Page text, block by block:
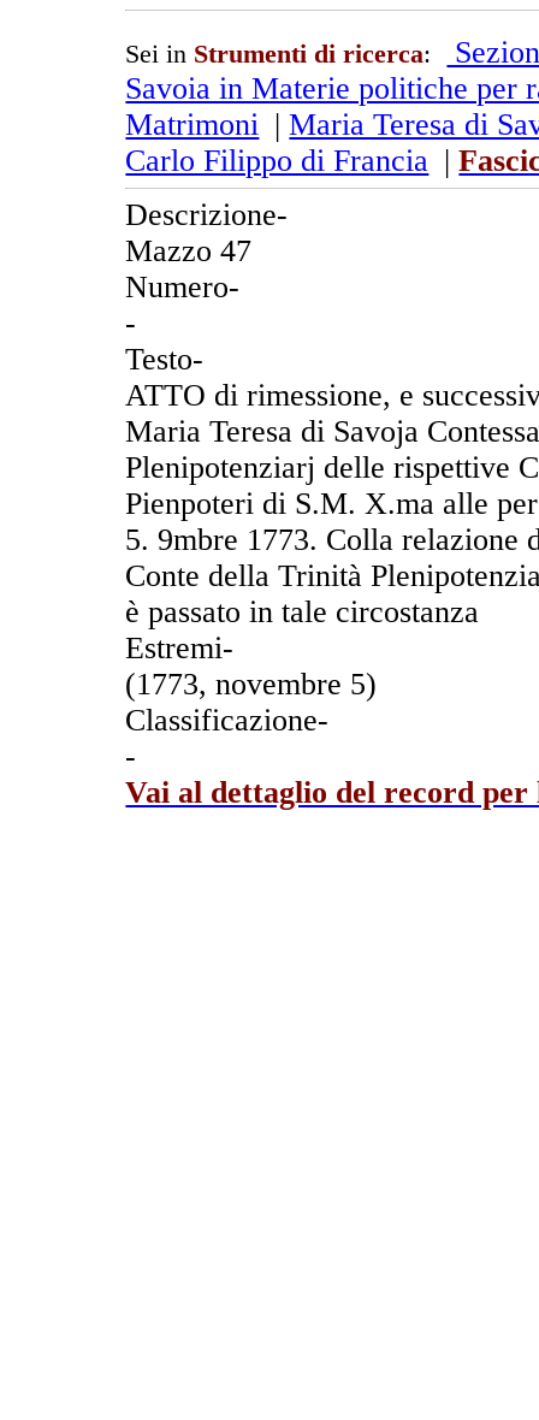
Sei in Strumenti di ricerca:
Savoia in Materie politiche per
Matrimoni |Maria Teresa di
Carlo Filippo di Francia |
Descrizione-
Mazzo 47
Numero-
-
Testo-
ATTO di rimessione, e
Maria Teresa di Savoja
Plenipotenziarj delle rispettive
Pienpoteri di S.M. X.ma alle
5. 9mbre 1773. Colla relazione
Conte della Trinità
è passato in tale circostanza
Estremi-
(1773, novembre 5)
Classificazione-
-
Vai al dettaglio del record per